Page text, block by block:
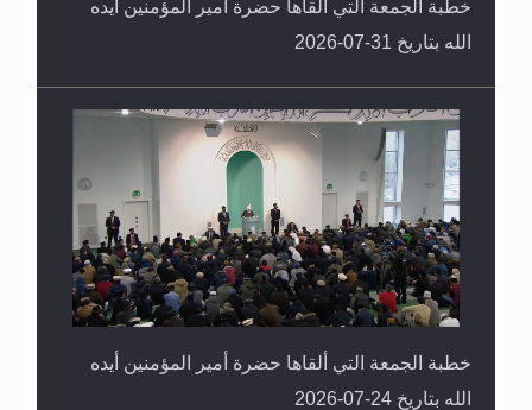
خطبة الجمعة التي ألقاها حضرة أمير المؤمنين أيده
الله بتاريخ 31-07-2026
خطبة الجمعة التي ألقاها حضرة أمير المؤمنين أيده
الله بتاريخ 24-07-2026